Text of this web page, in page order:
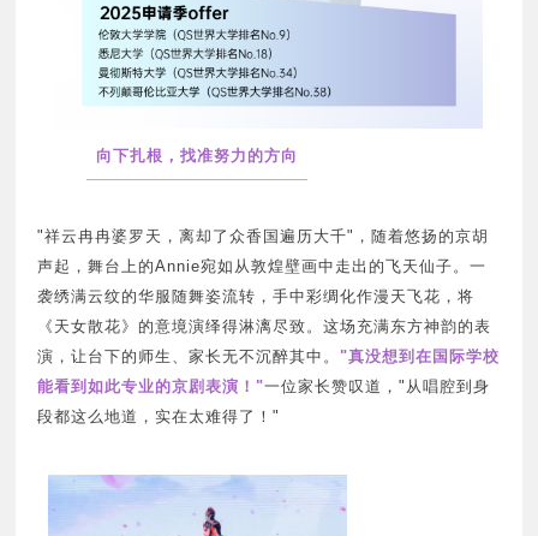
向下扎根，找准努力的方向
"祥云冉冉婆罗天，离却了众香国遍历大千"，随着悠扬的京胡
声起，舞台上的Annie宛如从敦煌壁画中走出的飞天仙子。一
袭绣满云纹的华服随舞姿流转，手中彩绸化作漫天飞花，将
《天女散花》 的意境演绎得淋漓尽致。这场充满东方神韵的表
演，让台下的师生、家长无不沉醉其中。 "真没想到在国际学校
能看到如此专业的京剧表演！"一位家长赞叹道，"从唱腔到身
段都这么地道，实在太难得了！"